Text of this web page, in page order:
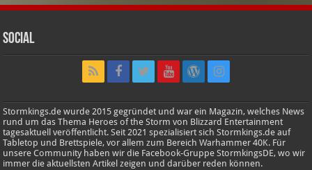
Social
Stormkings.de wurde 2015 gegründet und war ein Magazin, welches News
rund um das Thema Heroes of the Storm von Blizzard Entertainment
tagesaktuell veröffentlicht. Seit 2021 spezialisiert sich Stormkings.de auf
Tabletop und Brettspiele, vor allem zum Bereich Warhammer 40K. Für
unsere Community haben wir die Facebook-Gruppe StormkingsDE, wo wir
immer die aktuellsten Artikel zeigen und darüber reden können.